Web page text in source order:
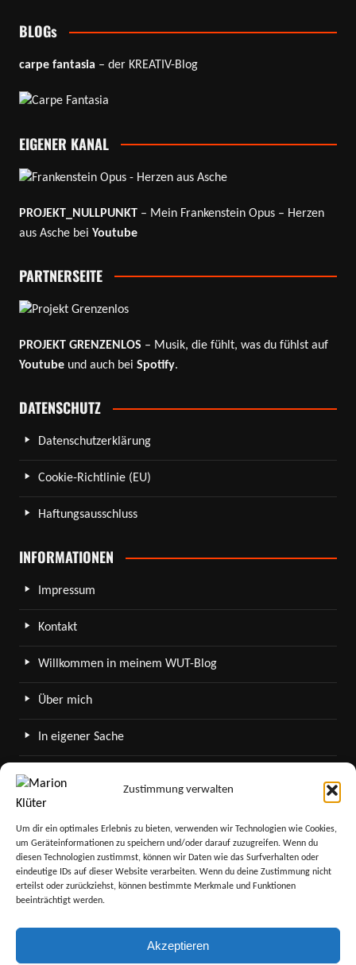
Zustimmung verwalten
Um dir ein optimales Erlebnis zu bieten, verwenden wir Technologien wie Cookies,
um Geräteinformationen zu speichern und/oder darauf zuzugreifen. Wenn du
diesen Technologien zustimmst, können wir Daten wie das Surfverhalten oder
eindeutige IDs auf dieser Website verarbeiten. Wenn du deine Zustimmung nicht
erteilst oder zurückziehst, können bestimmte Merkmale und Funktionen
beeinträchtigt werden.
Akzeptieren
BLOGs
carpe fantasia – der KREATIV-Blog
EIGENER KANAL
PROJEKT_NULLPUNKT– Mein Frankenstein Opus – Herzen
aus Asche bei Youtube
PARTNERSEITE
PROJEKT GRENZENLOS – Musik, die fühlt, was du fühlst auf
Youtube und auch bei Spotify.
DATENSCHUTZ
Datenschutzerklärung
Cookie-Richtlinie (EU)
Haftungsausschluss
INFORMATIONEN
Impressum
Kontakt
Willkommen in meinem WUT-Blog
Über mich
In eigener Sache
Newsletter
Sitemap